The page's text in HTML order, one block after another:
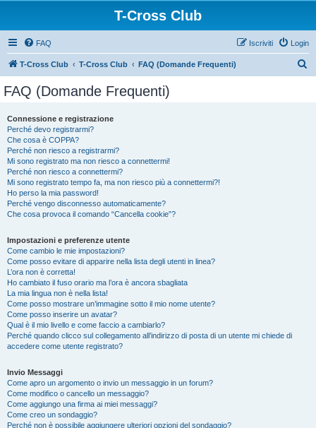
T-Cross Club
FAQ Login
Iscriviti
T-Cross Club T-Cross Club FAQ (Domande Frequenti)
FAQ (Domande Frequenti)
Connessione e registrazione
Perché devo registrarmi?
Che cosa è COPPA?
Perché non riesco a registrarmi?
Mi sono registrato ma non riesco a connettermi!
Perché non riesco a connettermi?
Mi sono registrato tempo fa, ma non riesco più a connettermi?!
Ho perso la mia password!
Perché vengo disconnesso automaticamente?
Che cosa provoca il comando “Cancella cookie”?
Impostazioni e preferenze utente
Come cambio le mie impostazioni?
Come posso evitare di apparire nella lista degli utenti in linea?
L’ora non è corretta!
Ho cambiato il fuso orario ma l’ora è ancora sbagliata
La mia lingua non è nella lista!
Come posso mostrare un’immagine sotto il mio nome utente?
Come posso inserire un avatar?
Qual è il mio livello e come faccio a cambiarlo?
Perché quando clicco sul collegamento all’indirizzo di posta di un utente mi chiede di
accedere come utente registrato?
Invio Messaggi
Come apro un argomento o invio un messaggio in un forum?
Come modifico o cancello un messaggio?
Come aggiungo una firma ai miei messaggi?
Come creo un sondaggio?
Perché non è possibile aggiungere ulteriori opzioni del sondaggio?